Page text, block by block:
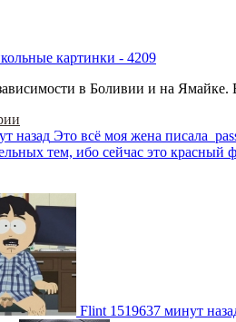
картинки - 4209
в Боливии и на
назад Это всё моя жена писала
тем, ибо сейчас это
Flint 1519637 минут